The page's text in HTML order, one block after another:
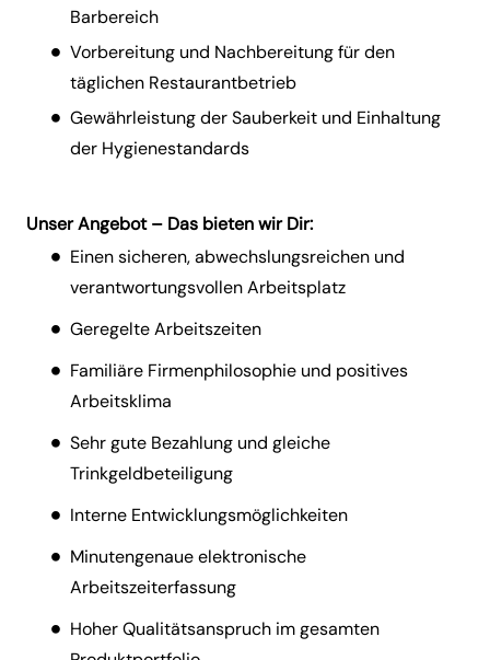
Barbereich
Vorbereitung und Nachbereitung für den
täglichen Restaurantbetrieb
Gewährleistung der Sauberkeit und Einhaltung
der Hygienestandards
Unser Angebot – Das bieten wir Dir:
Einen sicheren, abwechslungsreichen und
verantwortungsvollen Arbeitsplatz
Geregelte Arbeitszeiten
Familiäre Firmenphilosophie und positives
Arbeitsklima
Sehr gute Bezahlung und gleiche
Trinkgeldbeteiligung
Interne Entwicklungsmöglichkeiten
Minutengenaue elektronische
Arbeitszeiterfassung
Hoher Qualitätsanspruch im gesamten